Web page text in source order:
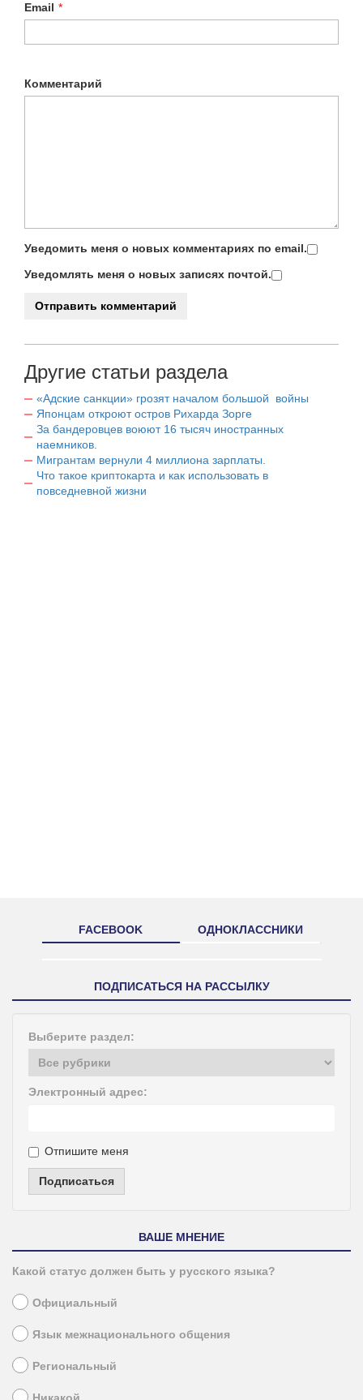
Email *
Комментарий
Уведомить меня о новых комментариях по email.
Уведомлять меня о новых записях почтой.
Другие статьи раздела
«Адские санкции» грозят началом большой войны
Японцам откроют остров Рихарда Зорге
За бандеровцев воюют 16 тысяч иностранных
наемников.
Мигрантам вернули 4 миллиона зарплаты.
Что такое криптокарта и как использовать в
повседневной жизни
FACEBOOK ОДНОКЛАССНИКИ
ПОДПИСАТЬСЯ НА РАССЫЛКУ
Выберите раздел:
Электронный адрес:
Отпишите меня
Подписаться
ВАШЕ МНЕНИЕ
Какой статус должен быть у русского языка?
Официальный
Язык межнационального общения
Региональный